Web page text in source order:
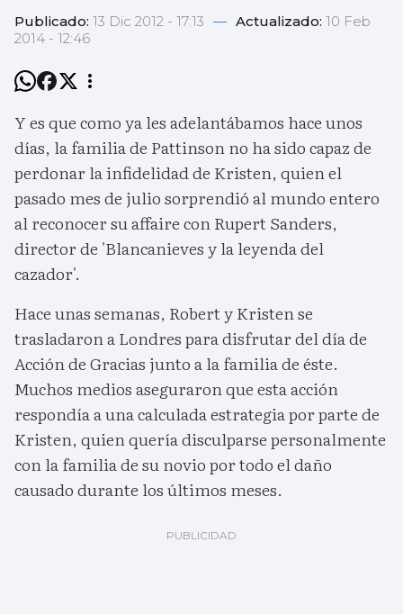
Publicado: 13 Dic 2012 - 17:13 — Actualizado: 10 Feb
2014 - 12:46
Y es que como ya les adelantábamos hace unos
días, la familia de Pattinson no ha sido capaz de
perdonar la infidelidad de Kristen, quien el
pasado mes de julio sorprendió al mundo entero
al reconocer su affaire con Rupert Sanders,
director de 'Blancanieves y la leyenda del
cazador'.
Hace unas semanas, Robert y Kristen se
trasladaron a Londres para disfrutar del día de
Acción de Gracias junto a la familia de éste.
Muchos medios aseguraron que esta acción
respondía a una calculada estrategia por parte de
Kristen, quien quería disculparse personalmente
con la familia de su novio por todo el daño
causado durante los últimos meses.